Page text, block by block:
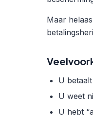
Maar
U
U weet
U hebt